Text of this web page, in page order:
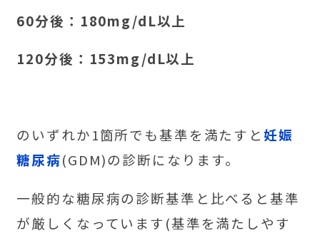
60分後：180mg/dL以上
120分後：153mg/dL以上
のいずれか1箇所でも基準を満たすと妊娠
糖尿病(GDM)の診断になります。
一般的な糖尿病の診断基準と比べると基準
が厳しくなっています(基準を満たしやす